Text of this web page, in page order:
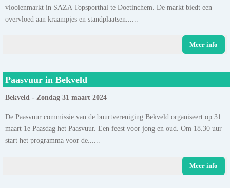
vlooienmarkt in SAZA Topsporthal te Doetinchem. De markt biedt een
overvloed aan kraampjes en standplaatsen......
Meer info
Paasvuur in Bekveld
Bekveld - Zondag 31 maart 2024
De Paasvuur commissie van de buurtvereniging Bekveld organiseert op 31
maart 1e Paasdag het Paasvuur. Een feest voor jong en oud. Om 18.30 uur
start het programma voor de......
Meer info